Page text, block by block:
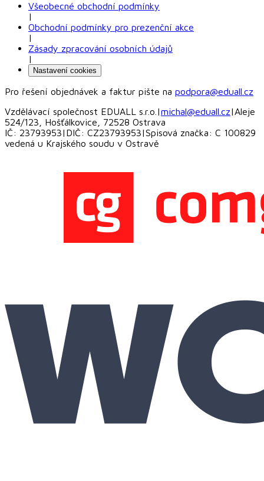
Všeobecné obchodní podmínky
|
Obchodní podmínky pro prezenční akce
|
Zásady zpracování osobních údajů
|
Nastavení cookies
Pro řešení objednávek a faktur pište na podpora@eduall.cz
Vzdělávací společnost EDUALL s.r.o. |michal@eduall.cz|Aleje
524/123, Hošťálkovice, 72528 Ostrava
IČ: 23793953| DIČ: CZ23793953|Spisová značka: C 100829
vedená u Krajského soudu v Ostravě